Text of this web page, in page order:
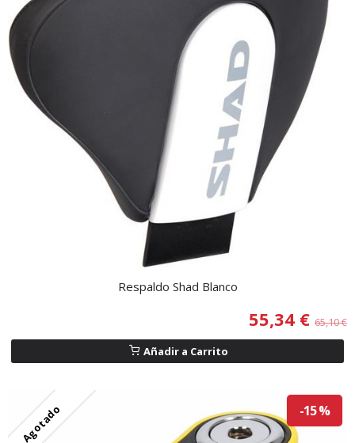
Respaldo Shad Blanco
55,34 € 65,10 €
Añadir a Carrito
Agotado -15 %